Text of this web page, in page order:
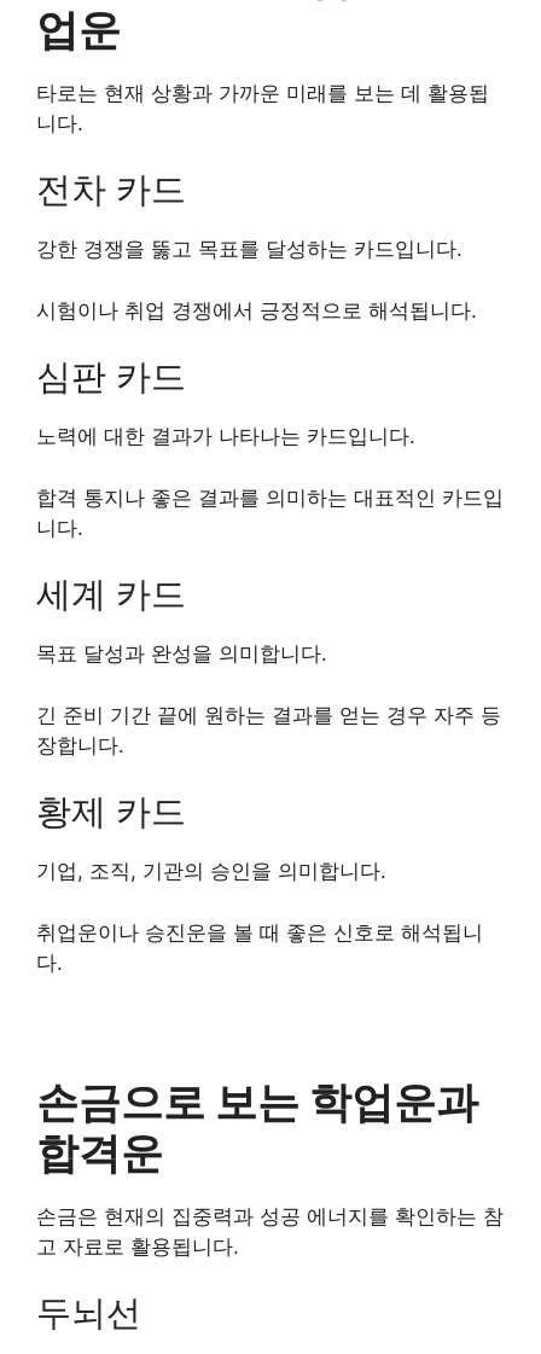
업운
타로는 현재 상황과 가까운 미래를 보는 데 활용됩
니다.
전차 카드
강한 경쟁을 뚫고 목표를 달성하는 카드입니다.
시험이나 취업 경쟁에서 긍정적으로 해석됩니다.
심판 카드
노력에 대한 결과가 나타나는 카드입니다.
합격 통지나 좋은 결과를 의미하는 대표적인 카드입
니다.
세계 카드
목표 달성과 완성을 의미합니다.
긴 준비 기간 끝에 원하는 결과를 얻는 경우 자주 등
장합니다.
황제 카드
기업, 조직, 기관의 승인을 의미합니다.
취업운이나 승진운을 볼 때 좋은 신호로 해석됩니
다.
손금으로 보는 학업운과
합격운
손금은 현재의 집중력과 성공 에너지를 확인하는 참
고 자료로 활용됩니다.
두뇌선